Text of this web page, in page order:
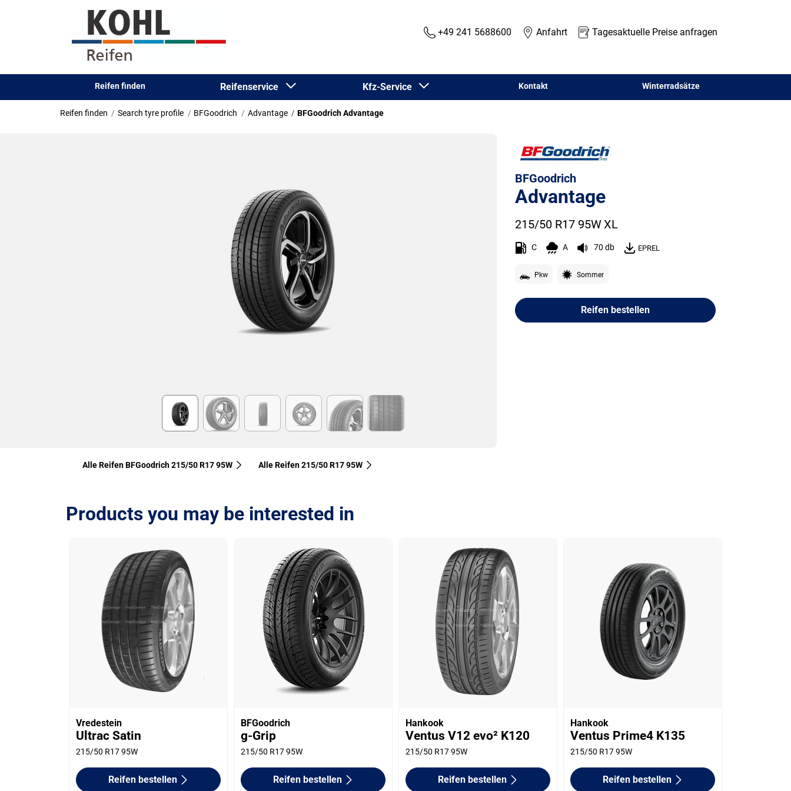
+49 241 5688600 Anfahrt Tagesaktuelle Preise anfragen
Reifen finden Reifenservice Kfz-Service Kontakt Winterradsätze
Reifen finden Search tyre profile BFGoodrich Advantage BFGoodrich Advantage
Alle Reifen BFGoodrich 215/50 R17 95W Alle Reifen‎ 215/50 R17 95W
BFGoodrich
Advantage
215/50 R17 95W XL
C A 70 db EPREL
Pkw Sommer
Reifen bestellen
Products you may be interested in
Vredestein
Ultrac Satin
215/50 R17 95W
Reifen bestellen
BFGoodrich
g-Grip
215/50 R17 95W
Reifen bestellen
Hankook
Ventus V12 evo² K120
215/50 R17 95W
Reifen bestellen
Hankook
Ventus Prime4 K135
215/50 R17 95W
Reifen bestellen